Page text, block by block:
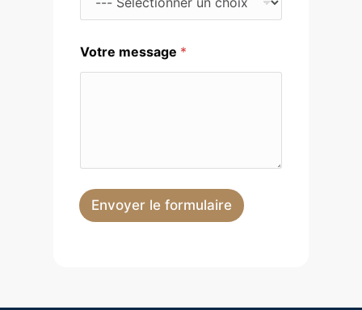
Votre message *
Envoyer le formulaire